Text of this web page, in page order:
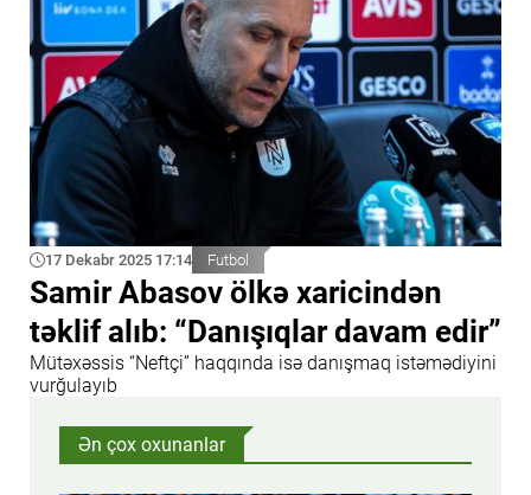
17 Dekabr 2025 17:14 Futbol
Samir Abasov ölkə xaricindən
təklif alıb: “Danışıqlar davam edir”
Mütəxəssis “Neftçi” haqqında isə danışmaq istəmədiyini
vurğulayıb
Ən çox oxunanlar